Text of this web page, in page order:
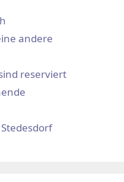
andere
reserviert